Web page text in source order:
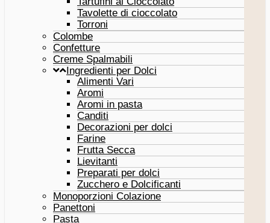
Tavolette di cioccolato
Torroni
Colombe
Confetture
Creme Spalmabili
Ingredienti per Dolci
Alimenti Vari
Aromi
Aromi in pasta
Canditi
Decorazioni per dolci
Farine
Frutta Secca
Lievitanti
Preparati per dolci
Zucchero e Dolcificanti
Monoporzioni Colazione
Panettoni
Pasta